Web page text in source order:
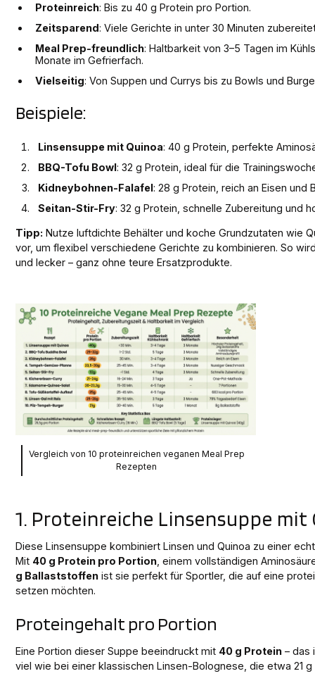
Proteinreich: Bis zu 40 g Protein pro Portion.
Zeitsparend: Viele Gerichte in unter 30 Minuten
Meal Prep-freundlich: Haltbarkeit von 3–5 Tagen im
Monate im Gefrierfach.
Vielseitig: Von Suppen und Currys bis zu Bowls und
Beispiele:
Linsensuppe mit Quinoa: 40 g Protein, perfekte
BBQ-Tofu Bowl: 32 g Protein, ideal für die
Kidneybohnen-Falafel: 28 g Protein, reich an Eisen und
Seitan-Stir-Fry: 32 g Protein, schnelle Zubereitung und
Tipp: Nutze luftdichte Behälter und koche Grundzutaten wie
vor, um flexibel verschiedene Gerichte zu kombinieren. So
und lecker – ganz ohne teure Ersatzprodukte.
Vergleich von 10 proteinreichen veganen Meal Prep
Rezepten
1. Proteinreiche Linsensuppe mit
Diese Linsensuppe kombiniert Linsen und Quinoa zu einer
Mit 40 g Protein pro Portion , einem vollständigen
g Ballaststoffen ist sie perfekt für Sportler, die auf eine
setzen möchten.
Proteingehalt pro Portion
Eine Portion dieser Suppe beeindruckt mit 40 g Protein – das
viel wie bei einer klassischen Linsen-Bolognese, die etwa 21